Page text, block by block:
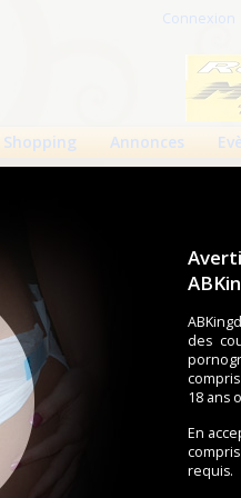
des
18 ans
En
requis.
Connexion
Shopping Annonces